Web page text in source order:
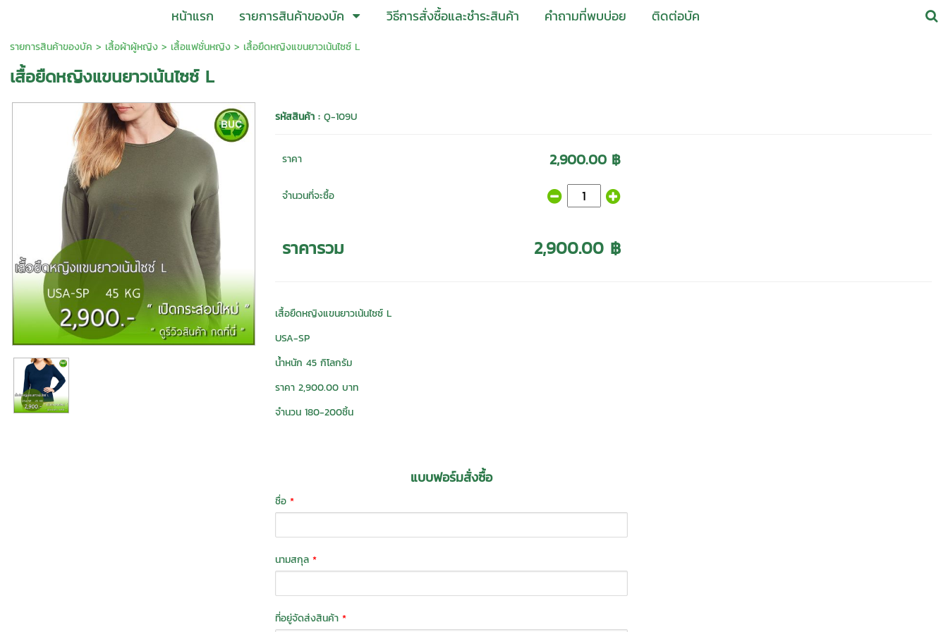
หน้าแรก รายการสินค้าของบัค วิธีการสั่งซื้อและชำระสินค้า คำถามที่พบบ่อย ติดต่อบัค
รายการสินค้าของบัค > เสื้อผ้าผู้หญิง> เสื้อแฟชั่นหญิง> เสื้อยืดหญิงแขนยาวเน้นไซซ์ L
เสื้อยืดหญิงแขนยาวเน้นไซซ์ L
รหัสสินค้า : Q-109U
ราคา 2,900.00 ฿
จำนวนที่จะซื้อ
ราคารวม 2,900.00 ฿
เสื้อยืดหญิงแขนยาวเน้นไซซ์ L
USA-SP
น้ำหนัก 45 กิโลกรัม
ราคา 2,900.00 บาท
จำนวน 180-200ชิ้น
แบบฟอร์มสั่งซื้อ
ชื่อ *
นามสกุล *
ที่อยู่จัดส่งสินค้า *